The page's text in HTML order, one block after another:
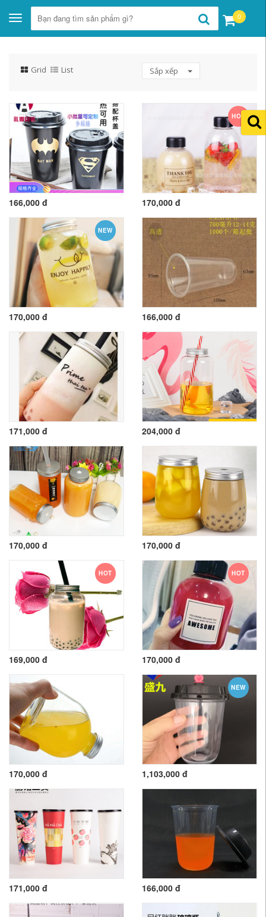
Toggle
navigation
0
Grid List Sắp xếp
166,000 đ
HOT
170,000 đ
NEW
170,000 đ 166,000 đ
171,000 đ 204,000 đ
170,000 đ 170,000 đ
HOT
169,000 đ
HOT
170,000 đ
170,000 đ
NEW
1,103,000 đ
171,000 đ 166,000 đ